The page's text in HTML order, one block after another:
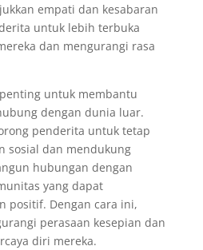
empati dan kesabaran
untuk lebih terbuka
dan mengurangi rasa
untuk membantu
dengan dunia luar.
penderita untuk tetap
sosial dan mendukung
hubungan dengan
yang dapat
positif. Dengan cara ini,
perasaan kesepian dan
diri mereka.